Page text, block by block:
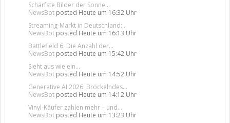
Schärfste Bilder der Sonne...
NewsBot posted Heute um 16:32 Uhr
Streaming-Markt in Deutschland:...
NewsBot posted Heute um 16:13 Uhr
Battlefield 6: Die Anzahl der...
NewsBot posted Heute um 15:42 Uhr
Sieht aus wie ein...
NewsBot posted Heute um 14:52 Uhr
Generative AI 2026: Bröckelndes...
NewsBot posted Heute um 14:12 Uhr
Vinyl-Käufer zahlen mehr – und...
NewsBot posted Heute um 13:23 Uhr